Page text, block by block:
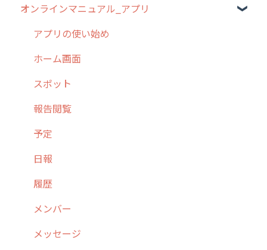
お客様の声を実現しました
1. cyzenについて知ろう
2. 主要機能の概要
3. cyzenの位置情報取得について
4. cyzen利用前の準備：システム管理者編
5. 基本的な使い方：システム管理者編
6. 基本的な使い方：ユーザー編
7. 初心者向けよくある質問集
8. 用語集
9. もっと便利に利用するための設定
10.ユーザー向けおすすめの使い方
管理サイトの使い始め
ユーザー・グループ管理
行動管理
予定管理
スポット
ステータス・主観
報告書・行動種別
勤怠管理
活動通知
パフォーマンス
オンラインマニュアル_アプリ
アプリの使い始め
ホーム画面
スポット
報告閲覧
予定
日報
履歴
メンバー
メッセージ